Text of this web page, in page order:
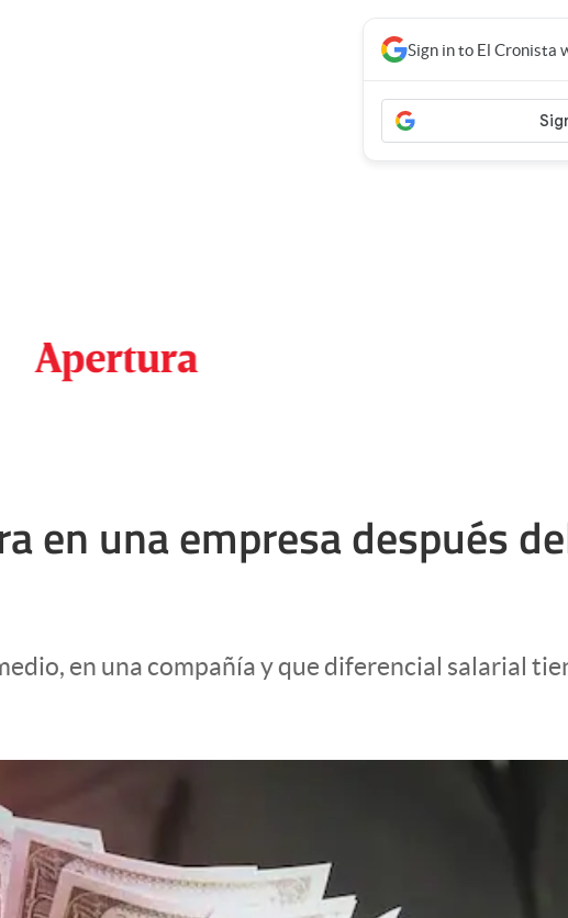
Sign in to El Cronista
en una empresa después
en una compañía y que diferencial salarial